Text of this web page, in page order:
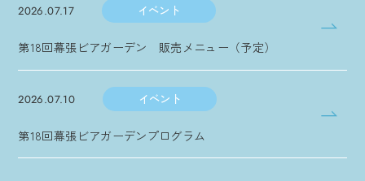
2026.07.17 イベント
第18回幕張ビアガーデン 販売メニュー（予定）
2026.07.10 イベント
第18回幕張ビアガーデンプログラム